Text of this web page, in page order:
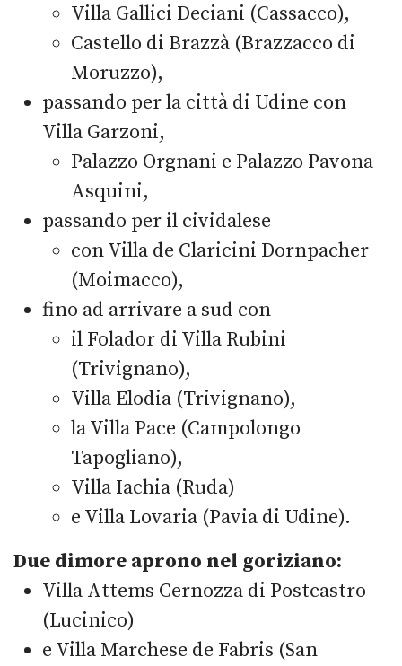
Villa Gallici Deciani (Cassacco),
Castello di Brazzà (Brazzacco di
Moruzzo),
passando per la città di Udine con
Villa Garzoni,
Palazzo Orgnani e Palazzo Pavona
Asquini,
passando per il cividalese
con Villa de Claricini Dornpacher
(Moimacco),
fino ad arrivare a sud con
il Folador di Villa Rubini
(Trivignano),
Villa Elodia (Trivignano),
la Villa Pace (Campolongo
Tapogliano),
Villa Iachia (Ruda)
e Villa Lovaria (Pavia di Udine).
Due dimore aprono nel goriziano:
Villa Attems Cernozza di Postcastro
(Lucinico)
e Villa Marchese de Fabris (San